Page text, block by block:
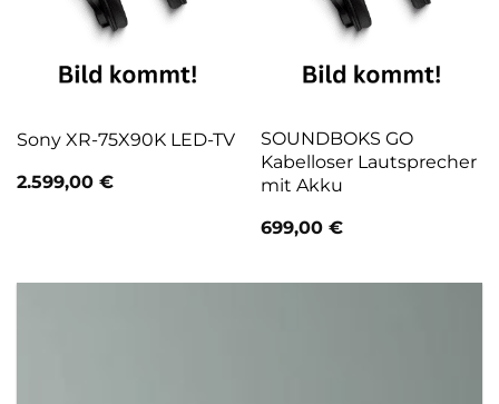
Sony XR-75X90K LED-TV
2.599,00 €
SOUNDBOKS GO
Kabelloser Lautsprecher
mit Akku
699,00 €